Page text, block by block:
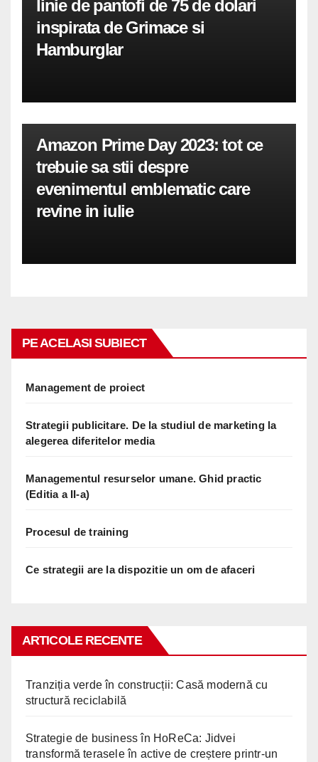
linie de pantofi de 75 de dolari
inspirata de Grimace si
Hamburglar
Amazon Prime Day 2023: tot ce
trebuie sa stii despre
evenimentul emblematic care
revine in iulie
PE ACELASI SUBIECT
Management de proiect
Strategii publicitare. De la studiul de marketing la
alegerea diferitelor media
Managementul resurselor umane. Ghid practic
(Editia a II-a)
Procesul de training
Ce strategii are la dispozitie un om de afaceri
ARTICOLE RECENTE
Tranziția verde în construcții: Casă modernă cu
structură reciclabilă
Strategie de business în HoReCa: Jidvei
transformă terasele în active de creștere printr-un